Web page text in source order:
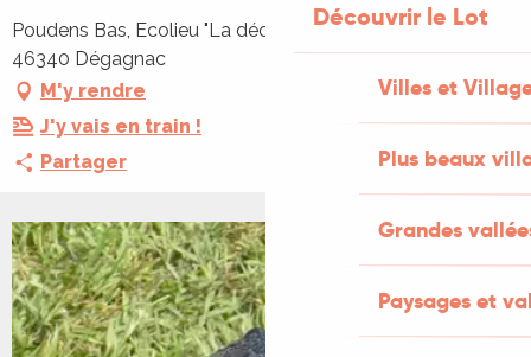
Découvrir le Lot
Villes et
Plus beaux
Grandes
Paysages et
Poudens Bas, Ecolieu "La découverte", Poudens Bas,
46340 Dégagnac
M'y rendre
J'y vais en train !
Partager